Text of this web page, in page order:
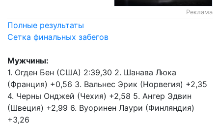
Реклама
Полные результаты
Сетка финальных забегов
Мужчины:
1. Огден Бен (США) 2:39,30 2. Шанава Люка
(Франция) +0,56 3. Вальнес Эрик (Норвегия) +2,35
4. Черны Онджей (Чехия) +2,58 5. Ангер Эдвин
(Швеция) +2,99 6. Вуоринен Лаури (Финляндия)
+3,26